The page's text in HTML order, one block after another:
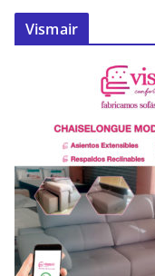
Vismair